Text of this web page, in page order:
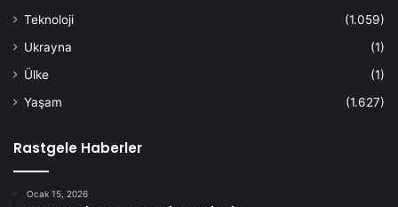
Teknoloji
(1.059)
Ukrayna
(1)
Ülke
(1)
Yaşam
(1.627)
Rastgele Haberler
Ocak 15, 2026